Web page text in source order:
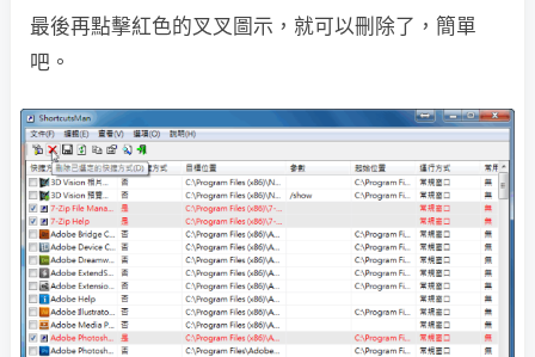
最後再點擊紅色的叉叉圖示，就可以刪除了，簡單
吧。